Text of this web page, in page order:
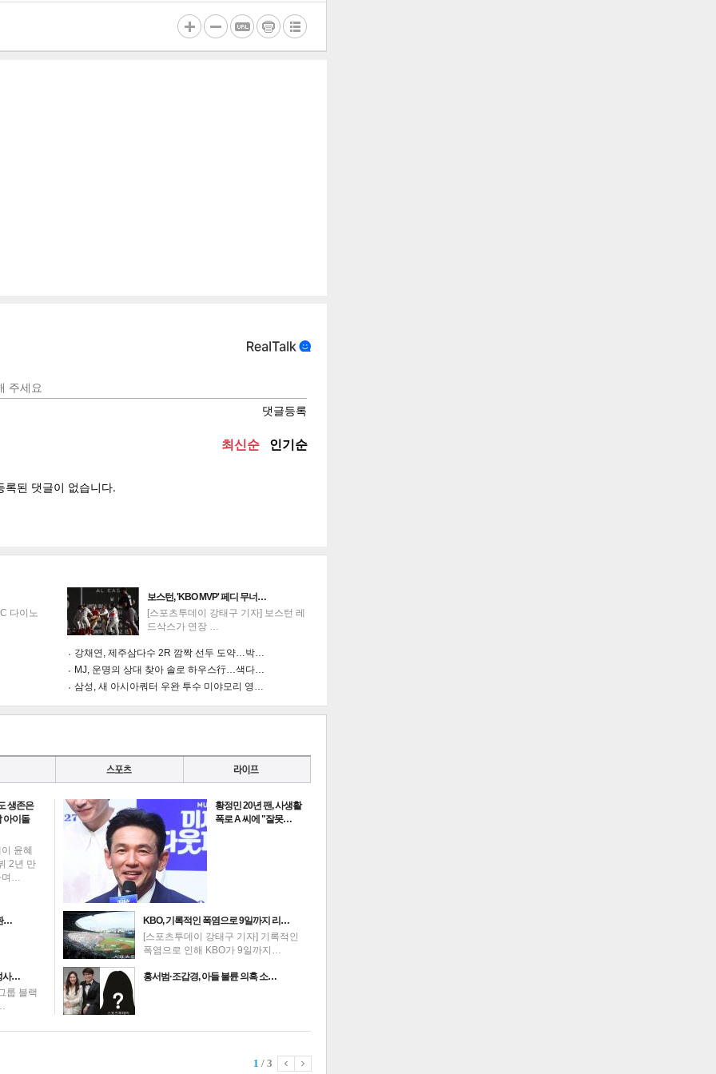
인쇄 목록
다이노
보스턴, 'KBO MVP' 페디 무너…
[스포츠투데이 강태구 기자] 보스턴 레
드삭스가 연장 …
강채연, 제주삼다수 2R 깜짝 선두 도약…박…
MJ, 운명의 상대 찾아 솔로 하우스行…색다…
삼성, 새 아시아쿼터 우완 투수 미야모리 영…
생존은
이돌
윤혜
2년 만
며…
…
사…
룹 블랙
황정민 20년 팬, 사생활
폭로 A 씨에 "잘못…
KBO, 기록적인 폭염으로 9일까지 리…
[스포츠투데이 강태구 기자] 기록적인
폭염으로 인해 KBO가 9일까지…
홍서범·조갑경, 아들 불륜 의혹 소…
1 / 3